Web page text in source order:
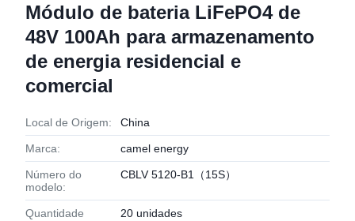
Módulo de bateria LiFePO4 de
48V 100Ah para armazenamento
de energia residencial e
comercial
Local de Origem: China
Marca: camel energy
Número do
modelo:
CBLV 5120-B1（15S）
Quantidade
20 unidades